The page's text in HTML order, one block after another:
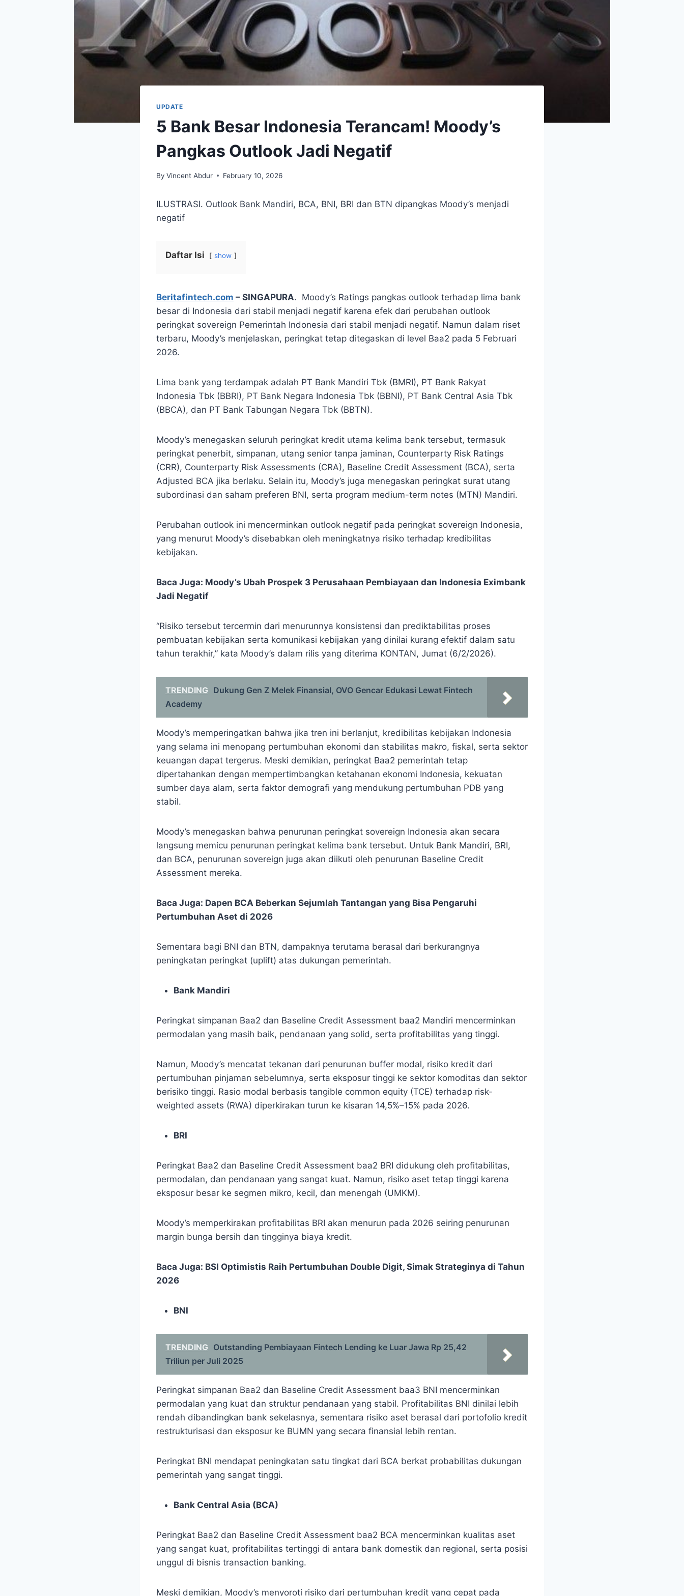
UPDATE
5 Bank Besar Indonesia Terancam! Moody’s
Pangkas Outlook Jadi Negatif
By Vincent Abdur February 10, 2026
ILUSTRASI. Outlook Bank Mandiri, BCA, BNI, BRI dan BTN dipangkas Moody’s menjadi
negatif
Daftar Isi show
Beritafintech.com – SINGAPURA. Moody’s Ratings pangkas outlook terhadap lima bank
besar di Indonesia dari stabil menjadi negatif karena efek dari perubahan outlook
peringkat sovereign Pemerintah Indonesia dari stabil menjadi negatif. Namun dalam riset
terbaru, Moody’s menjelaskan, peringkat tetap ditegaskan di level Baa2 pada 5 Februari
2026.
Lima bank yang terdampak adalah PT Bank Mandiri Tbk (BMRI), PT Bank Rakyat
Indonesia Tbk (BBRI), PT Bank Negara Indonesia Tbk (BBNI), PT Bank Central Asia Tbk
(BBCA), dan PT Bank Tabungan Negara Tbk (BBTN).
Moody’s menegaskan seluruh peringkat kredit utama kelima bank tersebut, termasuk
peringkat penerbit, simpanan, utang senior tanpa jaminan, Counterparty Risk Ratings
(CRR), Counterparty Risk Assessments (CRA), Baseline Credit Assessment (BCA), serta
Adjusted BCA jika berlaku. Selain itu, Moody’s juga menegaskan peringkat surat utang
subordinasi dan saham preferen BNI, serta program medium-term notes (MTN) Mandiri.
Perubahan outlook ini mencerminkan outlook negatif pada peringkat sovereign Indonesia,
yang menurut Moody’s disebabkan oleh meningkatnya risiko terhadap kredibilitas
kebijakan.
Baca Juga: Moody’s Ubah Prospek 3 Perusahaan Pembiayaan dan Indonesia Eximbank
Jadi Negatif
“Risiko tersebut tercermin dari menurunnya konsistensi dan prediktabilitas proses
pembuatan kebijakan serta komunikasi kebijakan yang dinilai kurang efektif dalam satu
tahun terakhir,” kata Moody’s dalam rilis yang diterima KONTAN, Jumat (6/2/2026).
TRENDING ​Dukung Gen Z Melek Finansial, OVO Gencar Edukasi Lewat Fintech
Academy
Moody’s memperingatkan bahwa jika tren ini berlanjut, kredibilitas kebijakan Indonesia
yang selama ini menopang pertumbuhan ekonomi dan stabilitas makro, fiskal, serta sektor
keuangan dapat tergerus. Meski demikian, peringkat Baa2 pemerintah tetap
dipertahankan dengan mempertimbangkan ketahanan ekonomi Indonesia, kekuatan
sumber daya alam, serta faktor demografi yang mendukung pertumbuhan PDB yang
stabil.
Moody’s menegaskan bahwa penurunan peringkat sovereign Indonesia akan secara
langsung memicu penurunan peringkat kelima bank tersebut. Untuk Bank Mandiri, BRI,
dan BCA, penurunan sovereign juga akan diikuti oleh penurunan Baseline Credit
Assessment mereka.
Baca Juga: Dapen BCA Beberkan Sejumlah Tantangan yang Bisa Pengaruhi
Pertumbuhan Aset di 2026
Sementara bagi BNI dan BTN, dampaknya terutama berasal dari berkurangnya
peningkatan peringkat (uplift) atas dukungan pemerintah.
Bank Mandiri
Peringkat simpanan Baa2 dan Baseline Credit Assessment baa2 Mandiri mencerminkan
permodalan yang masih baik, pendanaan yang solid, serta profitabilitas yang tinggi.
Namun, Moody’s mencatat tekanan dari penurunan buffer modal, risiko kredit dari
pertumbuhan pinjaman sebelumnya, serta eksposur tinggi ke sektor komoditas dan sektor
berisiko tinggi. Rasio modal berbasis tangible common equity (TCE) terhadap risk-
weighted assets (RWA) diperkirakan turun ke kisaran 14,5%–15% pada 2026.
BRI
Peringkat Baa2 dan Baseline Credit Assessment baa2 BRI didukung oleh profitabilitas,
permodalan, dan pendanaan yang sangat kuat. Namun, risiko aset tetap tinggi karena
eksposur besar ke segmen mikro, kecil, dan menengah (UMKM).
Moody’s memperkirakan profitabilitas BRI akan menurun pada 2026 seiring penurunan
margin bunga bersih dan tingginya biaya kredit.
Baca Juga: BSI Optimistis Raih Pertumbuhan Double Digit, Simak Strateginya di Tahun
2026
BNI
TRENDING Outstanding Pembiayaan Fintech Lending ke Luar Jawa Rp 25,42
Triliun per Juli 2025
Peringkat simpanan Baa2 dan Baseline Credit Assessment baa3 BNI mencerminkan
permodalan yang kuat dan struktur pendanaan yang stabil. Profitabilitas BNI dinilai lebih
rendah dibandingkan bank sekelasnya, sementara risiko aset berasal dari portofolio kredit
restrukturisasi dan eksposur ke BUMN yang secara finansial lebih rentan.
Peringkat BNI mendapat peningkatan satu tingkat dari BCA berkat probabilitas dukungan
pemerintah yang sangat tinggi.
Bank Central Asia (BCA)
Peringkat Baa2 dan Baseline Credit Assessment baa2 BCA mencerminkan kualitas aset
yang sangat kuat, profitabilitas tertinggi di antara bank domestik dan regional, serta posisi
unggul di bisnis transaction banking.
Meski demikian, Moody’s menyoroti risiko dari pertumbuhan kredit yang cepat pada